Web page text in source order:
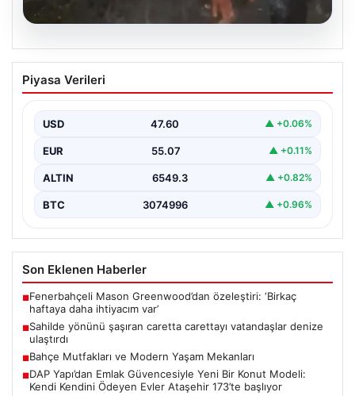
Sahilde yönünü şaşıran caretta
carettayı vatandaşlar denize ulaştırdı
Piyasa Verileri
USD 47.60 ▲ +0.06%
EUR 55.07 ▲ +0.11%
ALTIN 6549.3 ▲ +0.82%
BTC 3074996 ▲ +0.96%
Son Eklenen Haberler
■Fenerbahçeli Mason Greenwood’dan özeleştiri: ‘Birkaç
haftaya daha ihtiyacım var’
■Sahilde yönünü şaşıran caretta carettayı vatandaşlar denize
ulaştırdı
■Bahçe Mutfakları ve Modern Yaşam Mekanları
■DAP Yapı’dan Emlak Güvencesiyle Yeni Bir Konut Modeli:
Kendi Kendini Ödeyen Evler Ataşehir 173’te başlıyor